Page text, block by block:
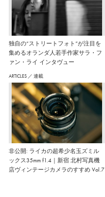
独自の“ストリートフォト”が注目を
集めるオランダ人若手作家サラ・フ
ァン・ライ インタヴュー
ARTICLES ／ 連載
非公開: ライカの超希少名玉ズミル
ックス35mm f1.4｜新宿 北村写真機
店ヴィンテージカメラのすすめ Vol.7